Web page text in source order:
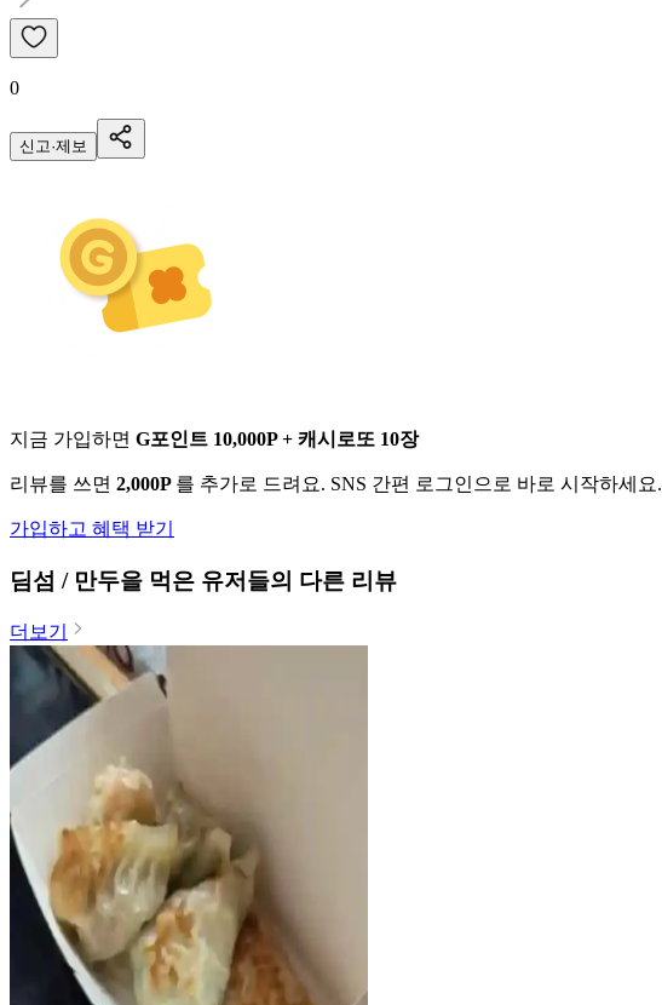
0
신고·제보
지금 가입하면 G포인트 10,000P + 캐시로또 10장
리뷰를 쓰면 2,000P 를 추가로 드려요. SNS 간편 로그인으로 바로 시작하세요.
가입하고 혜택 받기
딤섬 / 만두을 먹은 유저들의 다른 리뷰
더보기